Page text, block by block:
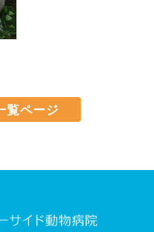
覧ページ